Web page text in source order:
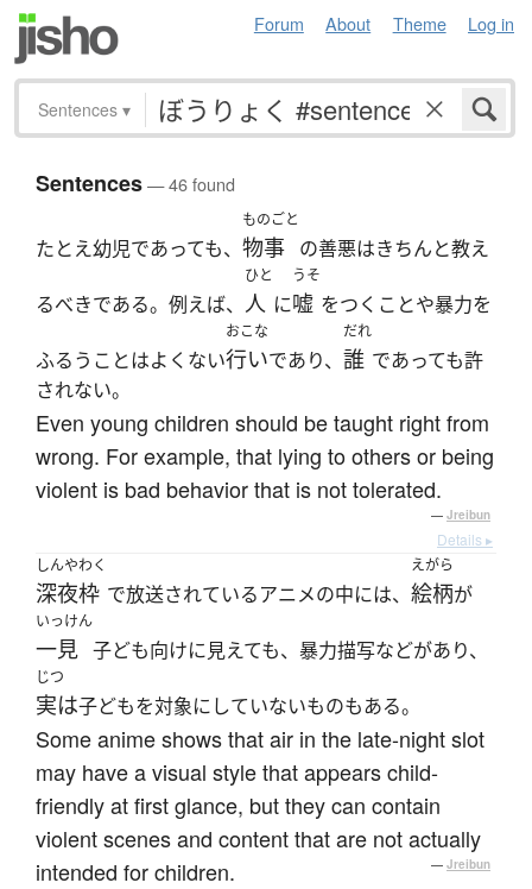
Forum About Theme Log in
Sentences ▾
Sentences— 46 found
たとえ幼児であっても、
ものごと
物事 の善悪はきちんと教え
るべきである。例えば、
ひと
人 に
うそ
嘘 をつくことや暴力を
ふるうことはよくない
おこな
行いであり、
だれ
誰 であっても許
されない。
Even young children should be taught right from
wrong. For example, that lying to others or being
violent is bad behavior that is not tolerated.
— Jreibun
Details ▸
しんやわく
深夜枠 で放送されているアニメの中には、
えがら
絵柄が
いっけん
一見 子ども向けに見えても、暴力描写などがあり、
じつ
実は子どもを対象にしていないものもある。
Some anime shows that air in the late-night slot
may have a visual style that appears child-
friendly at first glance, but they can contain
violent scenes and content that are not actually
intended for children.
— Jreibun